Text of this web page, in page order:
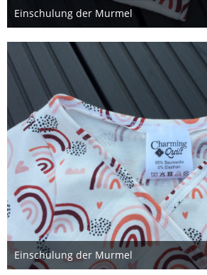
Einschulung der Murmel
7. September 2020
Einschulung der Murmel
7. September 2020